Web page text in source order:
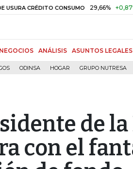
CONSUMO 29,66% +0,87%
ANÁLISIS ASUNTOS LEGALES
ODINSA HOGAR GRUPO NUTRESA
de la
con el